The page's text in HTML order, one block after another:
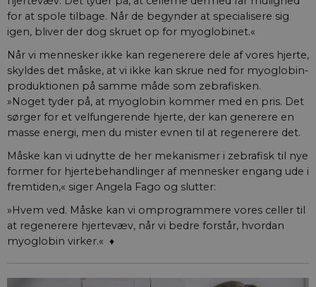
for at spole tilbage. Når de begynder at specialisere sig
igen, bliver der dog skruet op for myoglobinet.«
Når vi mennesker ikke kan regenerere dele af vores hjerte,
skyldes det måske, at vi ikke kan skrue ned for myoglobin­
produktionen på samme måde som zebrafisken.
»Noget tyder på, at myoglobin kommer med en pris. Det
sørger for et velfungerende hjerte, der kan generere en
masse energi, men du mister evnen til at regenerere det.
Måske kan vi udnytte de her mekanismer i zebrafisk til nye
former for hjertebehandlinger af mennesker engang ude i
fremtiden,« siger Angela Fago og slutter:
»Hvem ved. Måske kan vi omprogrammere vores celler til
at regenerere hjertevæv, når vi bedre forstår, hvordan
myoglobin virker.« ♦